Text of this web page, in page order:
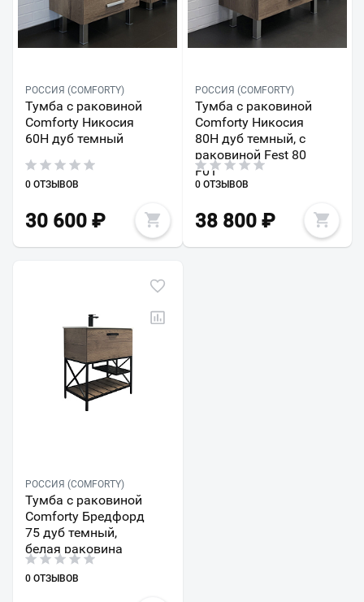
РОССИЯ (COMFORTY)
Тумба с раковиной
Comforty Никосия
60Н дуб темный
0 ОТЗЫВОВ
30 600 ₽
РОССИЯ (COMFORTY)
Тумба с раковиной
Comforty Никосия
80Н дуб темный, с
раковиной Fest 80
F01
0 ОТЗЫВОВ
38 800₽
РОССИЯ (COMFORTY)
Тумба с раковиной
Comforty Бредфорд
75 дуб темный,
белая раковина
0 ОТЗЫВОВ